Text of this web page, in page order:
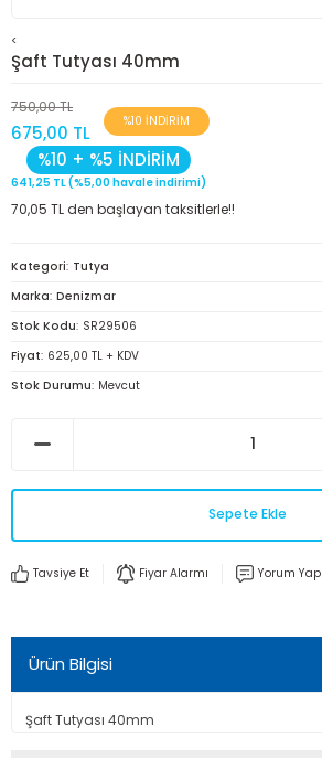
<
Şaft Tutyası 40mm
750,00 TL
675,00 TL
%10 İNDİRİM
%10 + %5 İNDİRİM
641,25 TL (%5,00 havale indirimi)
70,05 TL den başlayan taksitlerle!!
Kategori Tutya
Marka Denizmar
Stok Kodu SR29506
Fiyat 625,00 TL + KDV
Stok Durumu Mevcut
Sepete Ekle
Tavsiye Et Fiyar Alarmı Yorum Yap
Ürün Bilgisi
Şaft Tutyası 40mm